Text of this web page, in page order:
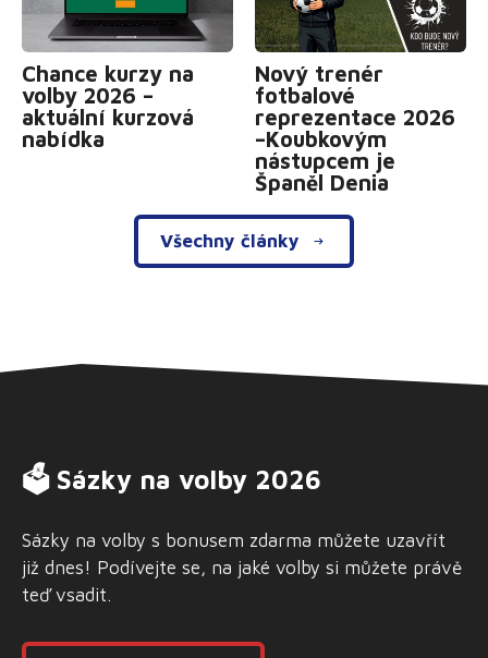
Chance kurzy na
volby 2026 –
aktuální kurzová
nabídka
Nový trenér
fotbalové
reprezentace 2026
–Koubkovým
nástupcem je
Španěl Denia
Všechny články
🗳 Sázky na volby 2026
Sázky na volby s bonusem zdarma můžete uzavřít
již dnes! Podívejte se, na jaké volby si můžete právě
teď vsadit.